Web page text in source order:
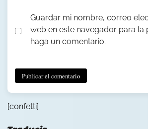
Guardar mi nombre, correo
web en este navegador para la
haga un comentario.
[confetti]